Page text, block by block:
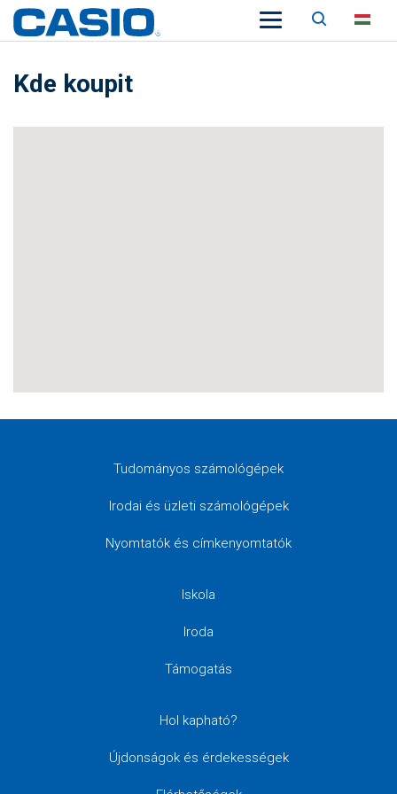
Keresés
Kde koupit
Tudományos számológépek
Irodai és üzleti számológépek
Nyomtatók és címkenyomtatók
Iskola
Iroda
Támogatás
Hol kapható?
Újdonságok és érdekességek